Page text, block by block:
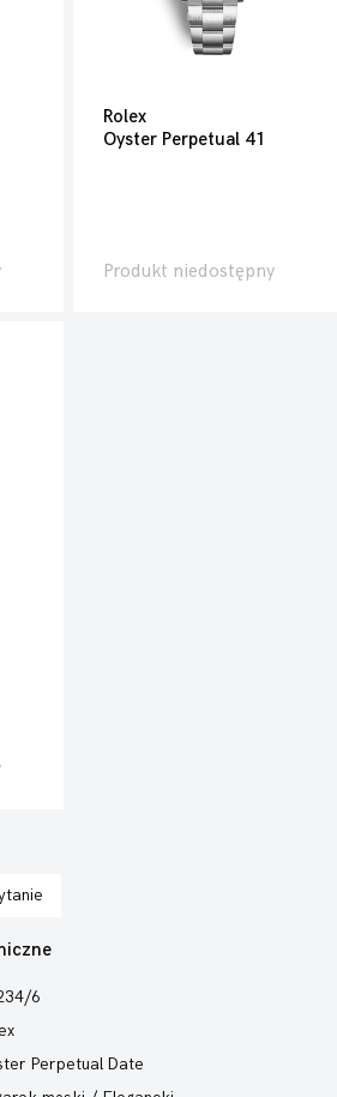
Rolex
Oyster Perpetual 41
Produkt niedostępny
6
Perpetual Date